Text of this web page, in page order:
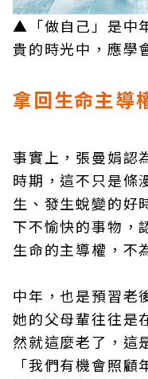
▲「做自己」是中
貴的時光中，應學
拿回生命主導
事實上，張曼娟認
時期，這不只是條
生、發生蛻變的好
下不愉快的事物，
生命的主導權，不
中年，也是預習老
她的父母輩往往是
然就這麼老了，這
「我們有機會照